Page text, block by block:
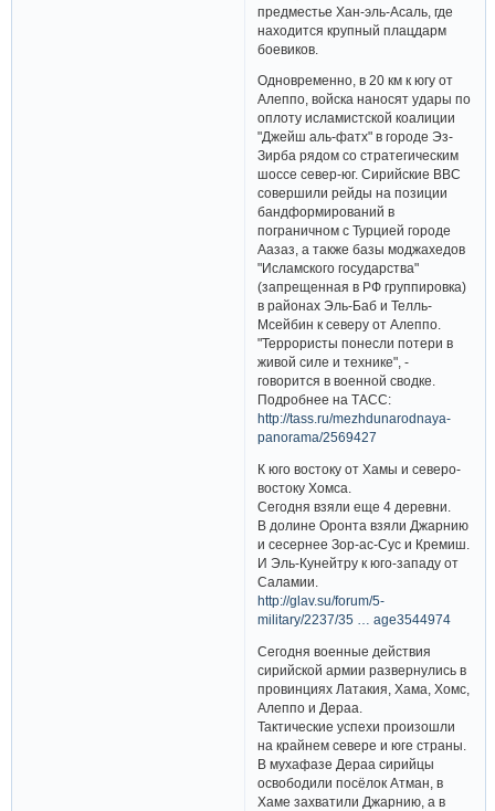
предместье Хан-эль-Асаль, где
находится крупный плацдарм
боевиков.
Одновременно, в 20 км к югу от
Алеппо, войска наносят удары по
оплоту исламистской коалиции
"Джейш аль-фатх" в городе Эз-
Зирба рядом со стратегическим
шоссе север-юг. Сирийские ВВС
совершили рейды на позиции
бандформирований в
пограничном с Турцией городе
Аазаз, а также базы моджахедов
"Исламского государства"
(запрещенная в РФ группировка)
в районах Эль-Баб и Телль-
Мсейбин к северу от Алеппо.
"Террористы понесли потери в
живой силе и технике", -
говорится в военной сводке.
Подробнее на ТАСС:
http://tass.ru/mezhdunarodnaya-
panorama/2569427
К юго востоку от Хамы и северо-
востоку Хомса.
Сегодня взяли еще 4 деревни.
В долине Оронта взяли Джарнию
и сесернее Зор-ас-Сус и Кремиш.
И Эль-Кунейтру к юго-западу от
Саламии.
http://glav.su/forum/5-
military/2237/35 … age3544974
Сегодня военные действия
сирийской армии развернулись в
провинциях Латакия, Хама, Хомс,
Алеппо и Дераа.
Тактические успехи произошли
на крайнем севере и юге страны.
В мухафазе Дераа сирийцы
освободили посёлок Атман, в
Хаме захватили Джарнию, а в